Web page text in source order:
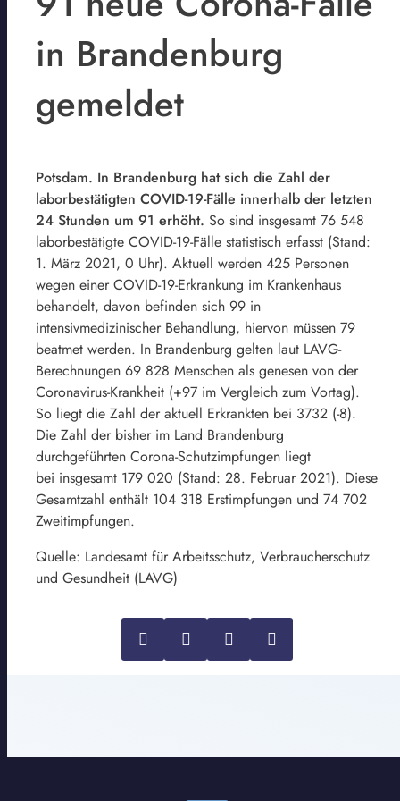
in Brandenburg
gemeldet
Potsdam. In Brandenburg hat sich die Zahl der
laborbestätigten COVID-19-Fälle innerhalb der letzten
24 Stunden um 91 erhöht. So sind insgesamt 76 548
laborbestätigte COVID-19-Fälle statistisch erfasst (Stand:
1. März 2021, 0 Uhr). Aktuell werden 425 Personen
wegen einer COVID-19-Erkrankung im Krankenhaus
behandelt, davon befinden sich 99 in
intensivmedizinischer Behandlung, hiervon müssen 79
beatmet werden. In Brandenburg gelten laut LAVG-
Berechnungen 69 828 Menschen als genesen von der
Coronavirus-Krankheit (+97 im Vergleich zum Vortag).
So liegt die Zahl der aktuell Erkrankten bei 3732 (-8).
Die Zahl der bisher im Land Brandenburg
durchgeführten Corona-Schutzimpfungen liegt
bei insgesamt 179 020 (Stand: 28. Februar 2021). Diese
Gesamtzahl enthält 104 318 Erstimpfungen und 74 702
Zweitimpfungen.
Quelle: Landesamt für Arbeitsschutz, Verbraucherschutz
und Gesundheit (LAVG)